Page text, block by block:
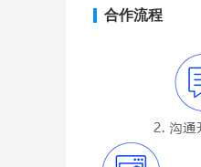
合作流程